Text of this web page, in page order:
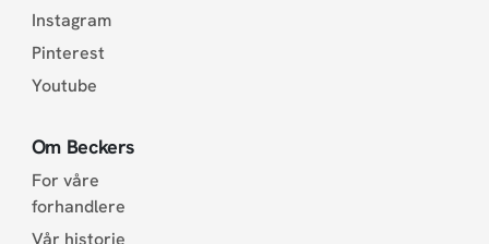
Instagram
Pinterest
Youtube
Om Beckers
For våre
forhandlere
Vår historie